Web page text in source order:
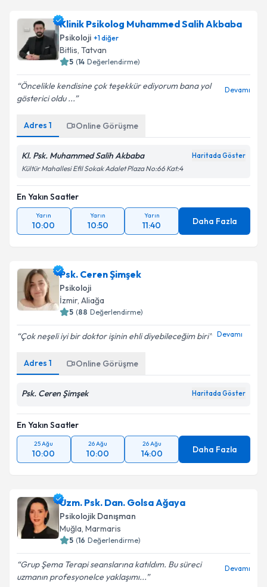
Klinik Psikolog Muhammed Salih Akbaba
Psikoloji +1diğer
Bitlis, Tatvan
5 (14 Değerlendirme)
Öncelikle kendisine çok teşekkür ediyorum bana yol
gösterici oldu ...
Devamı
Adres 1 Online Görüşme
Kl. Psk. Muhammed Salih Akbaba Haritada Göster
Kültür Mahallesi Efil Sokak Adalet Plaza No:66 Kat:4
En Yakın Saatler
Yarın
10:00
Yarın
10:50
Yarın
11:40 Daha Fazla
Psk. Ceren Şimşek
Psikoloji
İzmir, Aliağa
5 (88 Değerlendirme)
Çok neşeli iyi bir doktor işinin ehli diyebileceğim biri Devamı
Adres 1 Online Görüşme
Psk. Ceren Şimşek Haritada Göster
En Yakın Saatler
25 Ağu
10:00
26 Ağu
10:00
26 Ağu
14:00 Daha Fazla
Uzm. Psk. Dan. Golsa Ağaya
Psikolojik Danışman
Muğla, Marmaris
5 (16 Değerlendirme)
Grup Şema Terapi seanslarına katıldım. Bu süreci
uzmanın profesyonelce yaklaşımı...
Devamı